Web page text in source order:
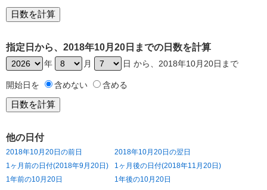
指定日から、2018年10月20日までの日数を計算
年 月 日 から、2018年10月20日まで
開始日を 含めない 含める
他の日付
2018年10月20日の前日
2018年10月20日の翌日
1ヶ月前の日付(2018年9月20日)
1ヶ月後の日付(2018年11月20日)
1年前の10月20日
1年後の10月20日